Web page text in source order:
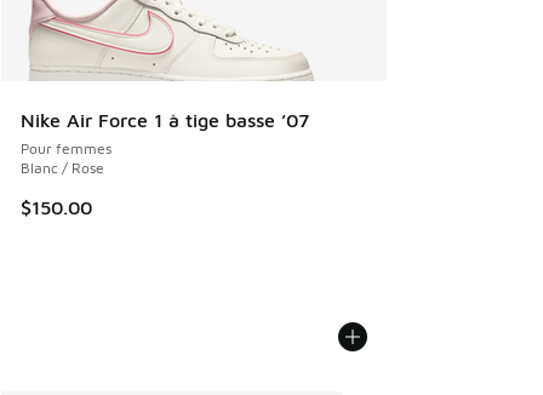
Nike Air Force 1 à tige basse ’07
Pour femmes
Blanc / Rose
$150.00